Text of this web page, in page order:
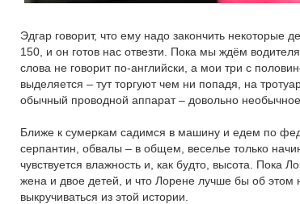
Эдгар говорит, что ему надо закончить некоторые
150, и он готов нас отвезти. Пока мы ждём
слова не говорит по-английски, а мои три с
выделяется – тут торгуют чем ни попадя, на
обычный проводной аппарат – довольно
Ближе к сумеркам садимся в машину и едем по
серпантин, обвалы – в общем, веселье только
чувствуется влажность и, как будто, высота. Пока
жена и двое детей, и что Лорене лучше бы об этом
выкручиваться из этой истории.